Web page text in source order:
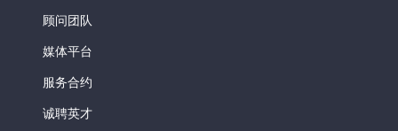
顾问团队
媒体平台
服务合约
诚聘英才